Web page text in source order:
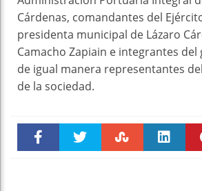
Cárdenas, comandantes del
presidenta municipal de Lázaro
Camacho Zapiain e integrantes del
de igual manera representantes
de la sociedad.